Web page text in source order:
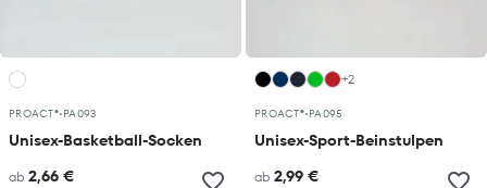
PROACT®•PA093
Unisex-Basketball-Socken
ab 2,66 €
+2
PROACT®•PA095
Unisex-Sport-Beinstulpen
ab 2,99 €